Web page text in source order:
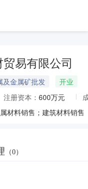
易有限公司
及金属矿批发
开业
注册资本： 600万元
（0）